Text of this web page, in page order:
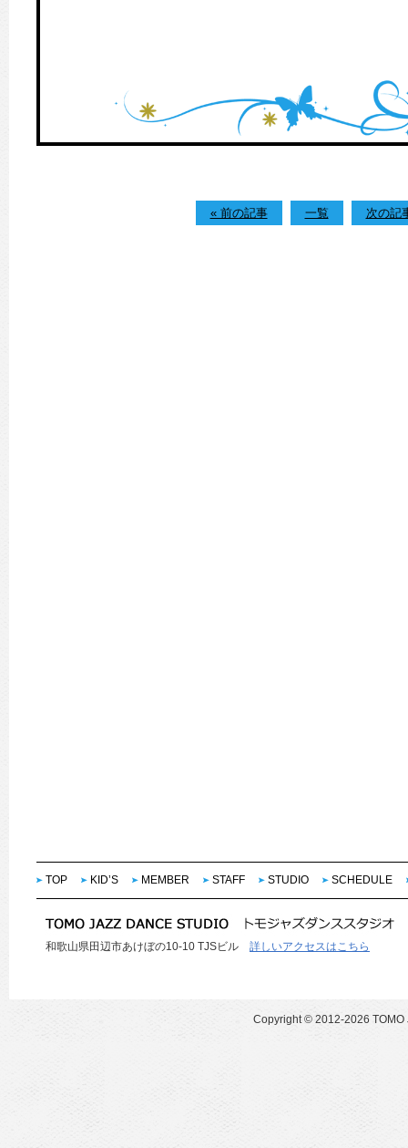
« 前の記事 一覧 次の記
TOP KID’S MEMBER STAFF STUDIO SCHEDULE
和歌山県田辺市あけぼの10-10 TJSビル 詳しいアクセスはこちら
Copyright © 2012-2026 TOMO